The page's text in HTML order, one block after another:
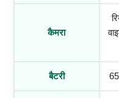
कैमरा
बैटरी